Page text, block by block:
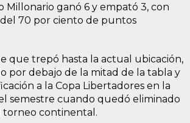
Millonario ganó 6 y empató 3, con
70 por ciento de puntos
que trepó hasta la actual ubicación,
por debajo de la mitad de la tabla y
a la Copa Libertadores en la
semestre cuando quedó eliminado
torneo continental.